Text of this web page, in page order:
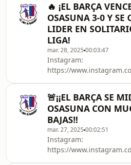
5ytB_-
https://kick.com/
🔥 ¡EL BARÇA
OSASUNA 3-0 Y SE
LIDER EN
LIGA!
mar. 28, 2025 00:03:47
Instagram:
https://
5ytB_-
https://kick.com/
🚨¡¡EL BARÇA SE
OSASUNA CON
BAJAS!!
mar. 27, 2025 00:02:51
Instagram:
https://